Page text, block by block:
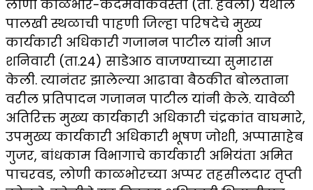
लोणी काळभोर-कदमवाकवस्ती (ता. हवेली) येथील
पालखी स्थळाची पाहणी जिल्हा परिषदेचे मुख्य
कार्यकारी अधिकारी गजानन पाटील यांनी आज
शनिवारी (ता.24) साडेआठ वाजण्याच्या सुमारास
केली. त्यानंतर झालेल्या आढावा बैठकीत बोलताना
वरील प्रतिपादन गजानन पाटील यांनी केले. यावेळी
अतिरिक्त मुख्य कार्यकारी अधिकारी चंद्रकांत वाघमारे,
उपमुख्य कार्यकारी अधिकारी भूषण जोशी, अप्पासाहेब
गुजर, बांधकाम विभागाचे कार्यकारी अभियंता अमित
पाचरवड, लोणी काळभोरच्या अप्पर तहसीलदार तृप्ती